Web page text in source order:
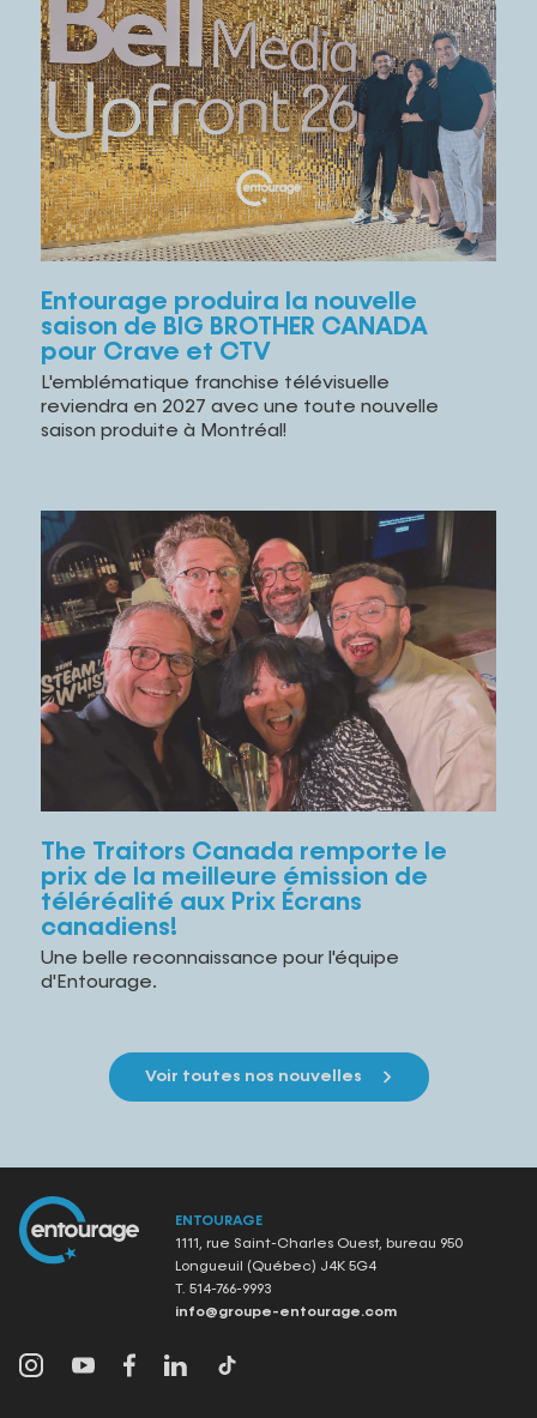
Entourage produira la nouvelle
saison de BIG BROTHER CANADA
pour Crave et CTV
L'emblématique franchise télévisuelle
reviendra en 2027 avec une toute nouvelle
saison produite à Montréal!
The Traitors Canada remporte le
prix de la meilleure émission de
téléréalité aux Prix Écrans
canadiens!
Une belle reconnaissance pour l'équipe
d'Entourage.
Voir toutes nos nouvelles
ENTOURAGE
1111, rue Saint-Charles Ouest, bureau 950
Longueuil (Québec) J4K 5G4
T. 514-766-9993
info@groupe-entourage.com